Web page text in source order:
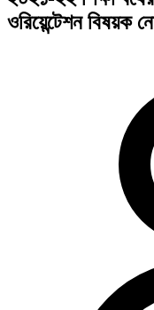
ওরিয়েন্টেশন বিষয়ক